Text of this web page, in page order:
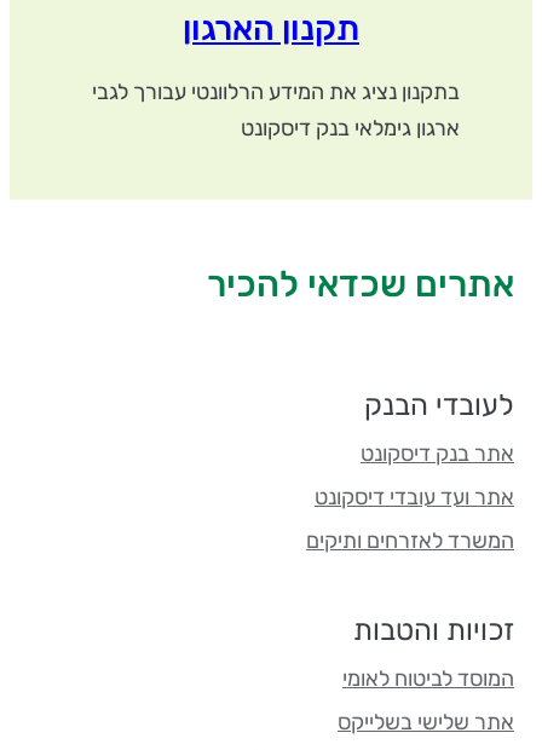
תקנון הארגון
בתקנון נציג את המידע הרלוונטי עבורך לגבי
ארגון גימלאי בנק דיסקונט
אתרים שכדאי להכיר
לעובדי הבנק
אתר בנק דיסקונט
אתר ועד עובדי דיסקונט
המשרד לאזרחים ותיקים
זכויות והטבות
המוסד לביטוח לאומי
אתר שלישי בשלייקס